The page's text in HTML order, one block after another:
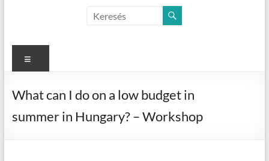
Counselling
What can I do on a low budget in
summer in Hungary? – Workshop